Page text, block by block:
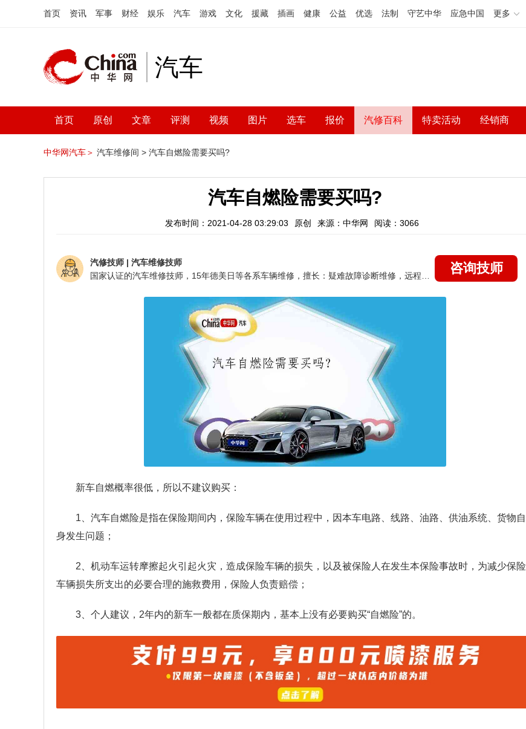
首页 资讯 军事 财经 娱乐 汽车 游戏 文化 援藏 插画 健康 公益 优选 法制 守艺中华 应急中国 更多
汽车
首页 原创 文章 评测 视频 图片 选车 报价 汽修百科 特卖活动 经销商
中华网汽车＞ 汽车维修间 > 汽车自燃险需要买吗?
汽车自燃险需要买吗?
发布时间：2021-04-28 03:29:03 原创 来源：中华网 阅读：3066
汽修技师 | 汽车维修技师
咨询技师
新车自燃概率很低，所以不建议购买：
1、汽车自燃险是指在保险期间内，保险车辆在使用过程中，因本车电路、线路、油路、供油系统、货物自
身发生问题；
2、机动车运转摩擦起火引起火灾，造成保险车辆的损失，以及被保险人在发生本保险事故时，为减少保险
车辆损失所支出的必要合理的施救费用，保险人负责赔偿；
3、个人建议，2年内的新车一般都在质保期内，基本上没有必要购买“自燃险”的。